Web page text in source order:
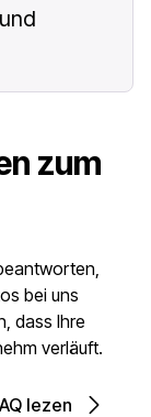
und
zum
bei uns
dass Ihre
verläuft.
lezen